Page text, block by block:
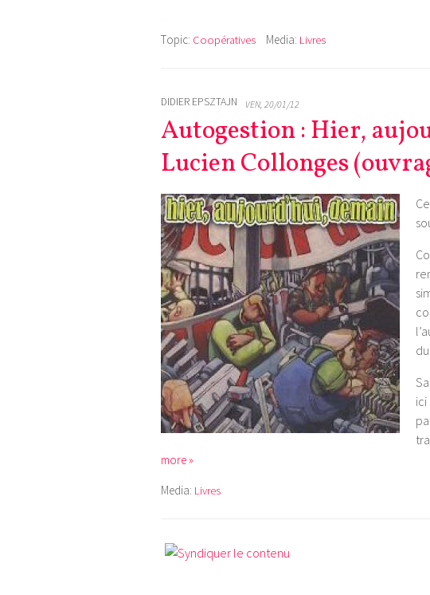
Topic: Coopératives Media: Livres
DIDIER EPSZTAJN VEN, 20/01/12
Autogestion : Hier,
Lucien Collonges
more »
Media: Livres